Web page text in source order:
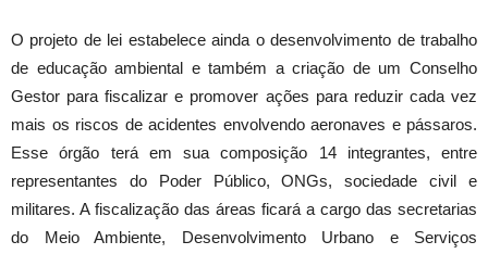
O projeto de lei estabelece ainda o desenvolvimento de trabalho
de educação ambiental e também a criação de um Conselho
Gestor para fiscalizar e promover ações para reduzir cada vez
mais os riscos de acidentes envolvendo aeronaves e pássaros.
Esse órgão terá em sua composição 14 integrantes, entre
representantes do Poder Público, ONGs, sociedade civil e
militares. A fiscalização das áreas ficará a cargo das secretarias
do Meio Ambiente, Desenvolvimento Urbano e Serviços